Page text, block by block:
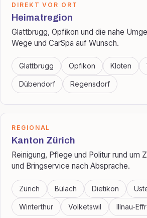
DIREKT VOR ORT
Heimatregion
Glattbrugg, Opfikon und die nahe
Wege und CarSpa auf Wunsch.
Glattbrugg Opfikon Kloten
Dübendorf Regensdorf
REGIONAL
Kanton Zürich
Reinigung, Pflege und Politur rund um
und Bringservice nach Absprache.
Zürich Bülach Dietikon
Winterthur Volketswil Illnau-